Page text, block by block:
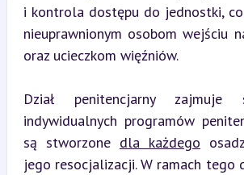
i kontrola dostępu do jednostki,
nieuprawnionym osobom wejściu
oraz ucieczkom więźniów.
Dział penitencjarny zajmuje
indywidualnych programów
są stworzone dla każdego
jego resocjalizacji. W ramach tego